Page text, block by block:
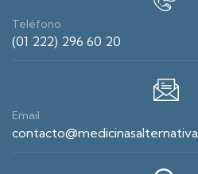
Teléfono
(01 222) 296 60 20
Email